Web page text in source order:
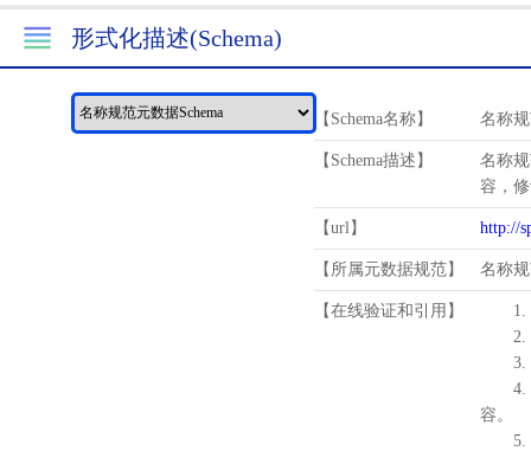
形式化描述(Schema)
【Schema名称】 名称规
【Schema描述】
名称
容，
【url】 http://
【所属元数据规范】 名称
【在线验证和引用】
1.
2.
3.
4.
容。
5.